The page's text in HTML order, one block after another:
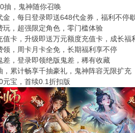
抽，鬼神随你召唤
，每日登录即送648代金券，福利不停
，超强限定角色，零门槛体验
卡，升级即送万元额度充值卡，成长福
，周卡月卡全免，长期福利享不停
，登录即领绝版鬼差，稀有收藏
累计畅享千抽豪礼，鬼神阵容无限扩充
宝，首续0.1折扣版